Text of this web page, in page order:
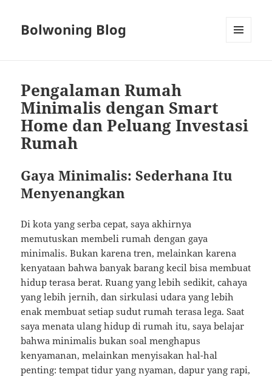
Bolwoning Blog
Pengalaman Rumah
Minimalis dengan Smart
Home dan Peluang Investasi
Rumah
Gaya Minimalis: Sederhana Itu
Menyenangkan
Di kota yang serba cepat, saya akhirnya
memutuskan membeli rumah dengan gaya
minimalis. Bukan karena tren, melainkan karena
kenyataan bahwa banyak barang kecil bisa membuat
hidup terasa berat. Ruang yang lebih sedikit, cahaya
yang lebih jernih, dan sirkulasi udara yang lebih
enak membuat setiap sudut rumah terasa lega. Saat
saya menata ulang hidup di rumah itu, saya belajar
bahwa minimalis bukan soal menghapus
kenyamanan, melainkan menyisakan hal-hal
penting: tempat tidur yang nyaman, dapur yang rapi,